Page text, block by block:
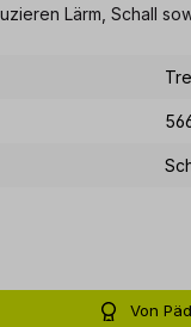
Lärm, Schall
Von